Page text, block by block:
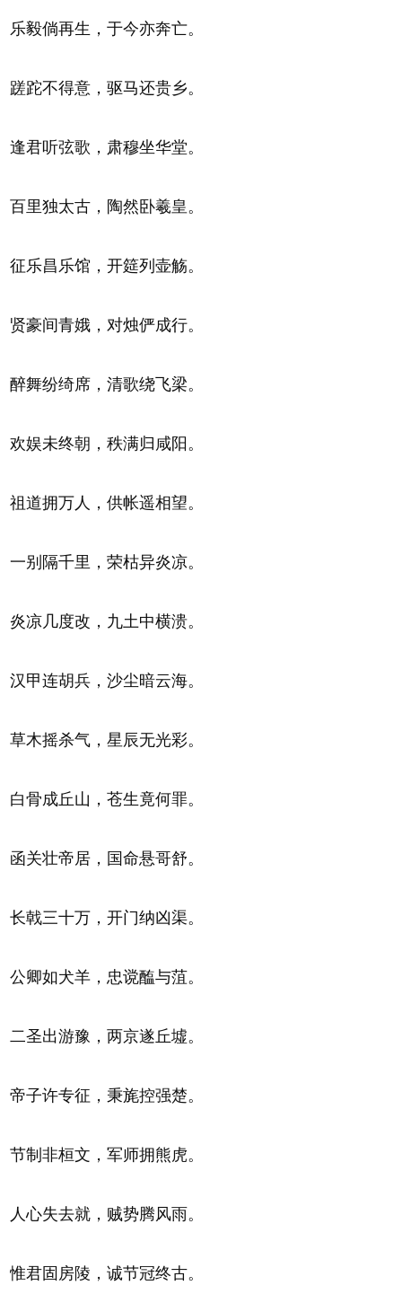
乐毅倘再生，于今亦奔亡。
蹉跎不得意，驱马还贵乡。
逢君听弦歌，肃穆坐华堂。
百里独太古，陶然卧羲皇。
征乐昌乐馆，开筵列壶觞。
贤豪间青娥，对烛俨成行。
醉舞纷绮席，清歌绕飞梁。
欢娱未终朝，秩满归咸阳。
祖道拥万人，供帐遥相望。
一别隔千里，荣枯异炎凉。
炎凉几度改，九土中横溃。
汉甲连胡兵，沙尘暗云海。
草木摇杀气，星辰无光彩。
白骨成丘山，苍生竟何罪。
函关壮帝居，国命悬哥舒。
长戟三十万，开门纳凶渠。
公卿如犬羊，忠谠醢与菹。
二圣出游豫，两京遂丘墟。
帝子许专征，秉旄控强楚。
节制非桓文，军师拥熊虎。
人心失去就，贼势腾风雨。
惟君固房陵，诚节冠终古。